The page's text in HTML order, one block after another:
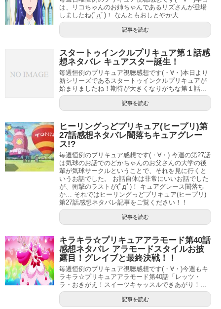
…ということで、キラキラプリキュアアラモード11月の放
送予定でした。もう11月か～
関連記事 キラキラ☆プリキュアアラモード最終回(第49話)感想ネタバレ キュアエール登場！肉弾戦も復活！？
は、リコちゃんのお姉ちゃんであるリズさんが登場
しましたね(ﾟдﾟ)！ なんともおしとやか大...
記事を読む
スタートゥインクルプリキュア第１話感
想ネタバレ キュアスター誕生！
毎週恒例のプリキュア視聴感想です(・∀・)本日より
新シリーズであるスタートゥインクルプリキュアが
始まりましたね！期待が大きくなりがちな第１話...
記事を読む
ヒーリングっどプリキュア(ヒープリ)第
27話感想ネタバレ闇落ちキュアグレー
ス!?
毎週恒例のプリキュア感想です(・∀・) 今週の第27話
は気球のお話でのどかちゃんのお父さんの大学の後
輩が気球サークルということで、それを見に行くと
いうお話でした。 お話自体は非常にいいお話でした
が、衝撃のラストが(ﾟдﾟ)！ キュアグレース闇落ち
か… それではヒーリングっどプリキュア(ヒープリ)
第27話感想ネタバレ記事をご覧ください！！
記事を読む
キラキラ☆プリキュアアラモード第40話
感想ネタバレ アラモードスタイルお披
露目！グレイブと最終決戦！！
毎週恒例のプリキュア視聴感想です(・∀・)今週もキ
ラキラ☆プリキュアアラモード第40話「レッツ・
ラ・おきがえ！スイーツキャッスルできあがり！...
記事を読む